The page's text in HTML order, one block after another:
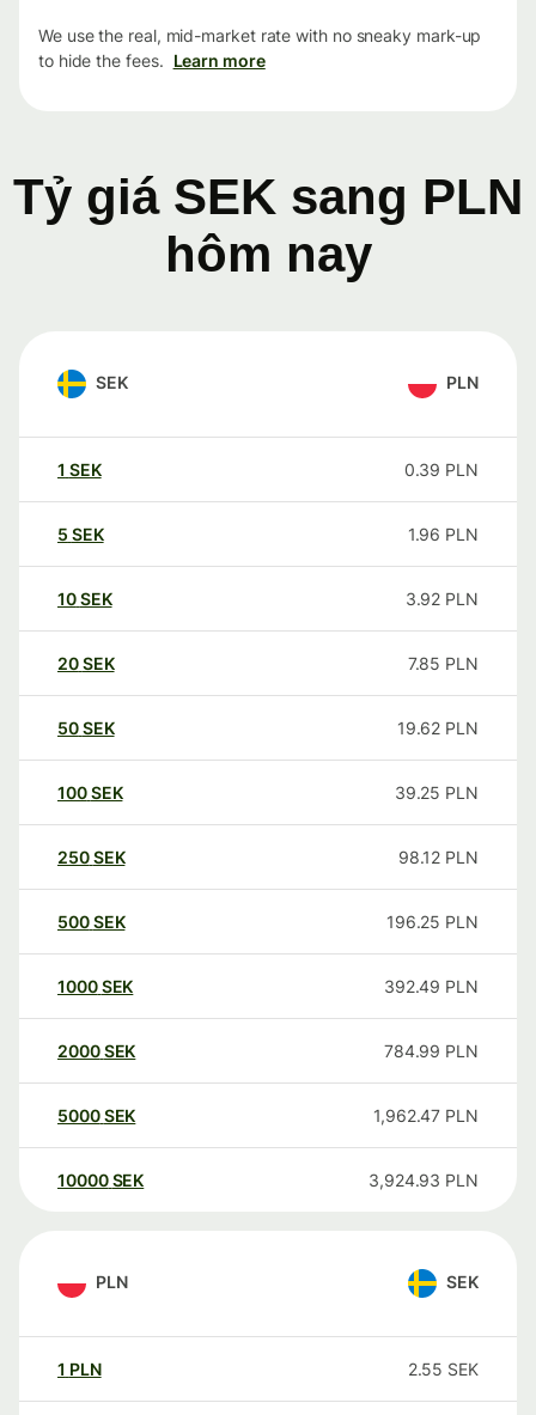
We use the real, mid-market rate with no sneaky mark-up
to hide the fees. Learn more
Tỷ giá SEK sang PLN
hôm nay
SEK PLN
1 SEK 0.39 PLN
5 SEK 1.96 PLN
10SEK 3.92 PLN
20SEK 7.85 PLN
50SEK 19.62 PLN
100SEK 39.25 PLN
250SEK 98.12 PLN
500SEK 196.25 PLN
1000SEK 392.49 PLN
2000SEK 784.99 PLN
5000SEK 1,962.47 PLN
10000 SEK 3,924.93 PLN
PLN SEK
1 PLN 2.55 SEK